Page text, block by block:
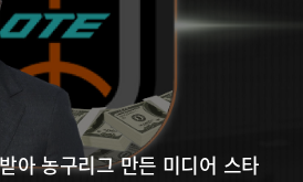
아 농구리그 만든 미디어 스타